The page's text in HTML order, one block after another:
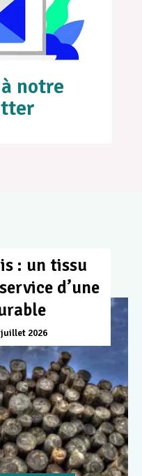
notre
: un tissu
d’une
juillet 2026